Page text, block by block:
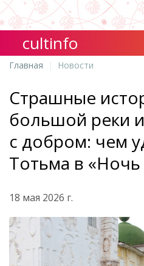
cultinfo
Главная Новости
Страшные
большой реки
с добром: чем
Тотьма в «Ночь
18 мая 2026 г.